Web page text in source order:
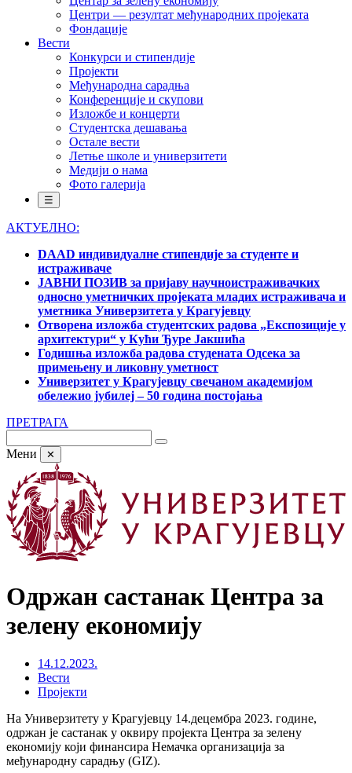
Центри — резултат међународних пројеката
Фондације
Вести
Конкурси и стипендије
Пројекти
Међународна сарадња
Конференције и скупови
Изложбе и концерти
Студентска дешавања
Остале вести
Летње школе и универзитети
Медији о нама
Фото галерија
☰
АКТУЕЛНО:
DAAD индивидуалне стипендије за студенте и
истраживаче
ЈАВНИ ПОЗИВ за пријаву научноистраживачких
односно уметничких пројеката младих истраживача и
уметника Универзитета у Крагујевцу
Отворена изложба студентских радова „Експозиције у
архитектури“ у Кући Ђуре Јакшића
Годишња изложба радова студената Одсека за
примењену и ликовну уметност
Универзитет у Крагујевцу свечаном академијом
обележио јубилеј – 50 година постојања
ПРЕТРАГА
Мени ✕
Одржан састанак Центра за
зелену економију
14.12.2023.
Вести
Пројекти
На Универзитету у Крагујевцу 14.децембра 2023. године,
одржан је састанак у оквиру пројекта Центра за зелену
економију који финансира Немачка организација за
међународну сарадњу (GIZ).